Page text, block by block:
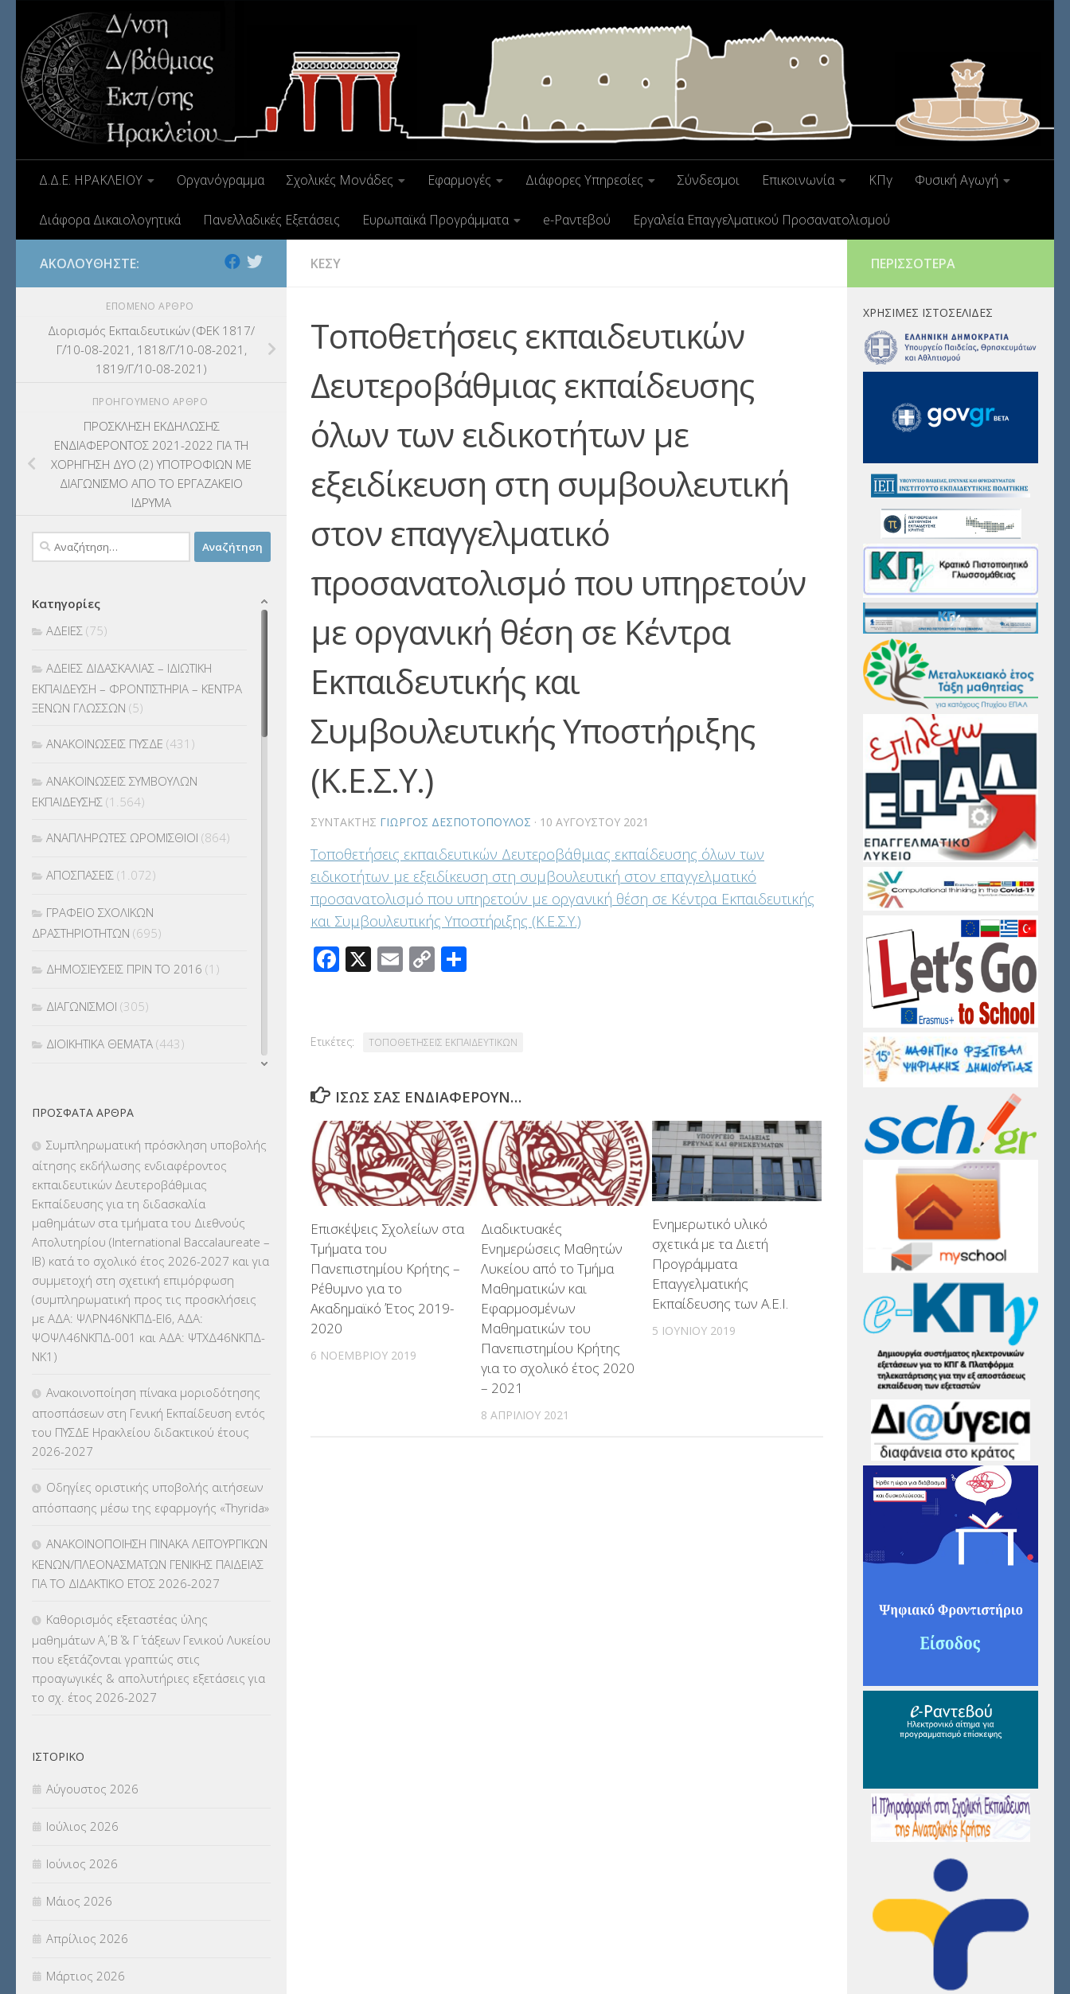
Δ.Δ.Ε. ΗΡΑΚΛΕΙΟΥ Οργανόγραμμα Σχολικές Μονάδες Εφαρμογές Διάφορες Υπηρεσίες Σύνδεσμοι Επικοινωνία ΚΠγ Φυσική Αγωγή
Διάφορα Δικαιολογητικά Πανελλαδικές Εξετάσεις Ευρωπαϊκά Προγράμματα e-Ραντεβού Εργαλεία Επαγγελματικού Προσανατολισμού
ΚΕΣΥ
Τοποθετήσεις εκπαιδευτικών
Δευτεροβάθμιας εκπαίδευσης
όλων των ειδικοτήτων με
εξειδίκευση στη συμβουλευτική
στον επαγγελματικό
προσανατολισμό που υπηρετούν
με οργανική θέση σε Κέντρα
Εκπαιδευτικής και
Συμβουλευτικής Υποστήριξης
(Κ.Ε.Σ.Υ.)
ΣΥΝΤΆΚΤΗΣ ΓΙΏΡΓΟΣ ΔΕΣΠΟΤΌΠΟΥΛΟΣ · 10 ΑΥΓΟΎΣΤΟΥ 2021
Τοποθετήσεις εκπαιδευτικών Δευτεροβάθμιας εκπαίδευσης όλων των
ειδικοτήτων με εξειδίκευση στη συμβουλευτική στον επαγγελματικό
προσανατολισμό που υπηρετούν με οργανική θέση σε Κέντρα Εκπαιδευτικής
και Συμβουλευτικής Υποστήριξης (Κ.Ε.Σ.Υ.)
Facebook
X Email
Copy
Ετικέτες: ΤΟΠΟΘΕΤΗΣΕΙΣ ΕΚΠΑΙΔΕΥΤΙΚΩΝ
ΊΣΩΣ ΣΑΣ ΕΝΔΙΑΦΈΡΟΥΝ…
Επισκέψεις Σχολείων στα
Τμήματα του
Πανεπιστημίου Κρήτης –
Ρέθυμνο για το
Ακαδημαϊκό Έτος 2019-
2020
6 ΝΟΕΜΒΡΊΟΥ 2019
Διαδικτυακές
Ενημερώσεις Μαθητών
Λυκείου από το Τμήμα
Μαθηματικών και
Εφαρμοσμένων
Μαθηματικών του
Πανεπιστημίου Κρήτης
για το σχολικό έτος 2020
– 2021
8 ΑΠΡΙΛΊΟΥ 2021
Ενημερωτικό υλικό
σχετικά με τα Διετή
Προγράμματα
Επαγγελματικής
Εκπαίδευσης των Α.Ε.Ι.
5 ΙΟΥΝΊΟΥ 2019
ΑΚΟΛΟΥΘΉΣΤΕ:
ΕΠΌΜΕΝΟ ΆΡΘΡΟ
Διορισμός Εκπαιδευτικών (ΦΕΚ 1817/
Γ΄/10-08-2021, 1818/Γ΄/10-08-2021,
1819/Γ΄/10-08-2021)
ΠΡΟΗΓΟΎΜΕΝΟ ΆΡΘΡΟ
ΠΡΟΣΚΛΗΣΗ ΕΚΔΗΛΩΣΗΣ
ΕΝΔΙΑΦΕΡΟΝΤΟΣ 2021-2022 ΓΙΑ ΤΗ
ΧΟΡΗΓΗΣΗ ΔΥΟ (2) ΥΠΟΤΡΟΦΙΩΝ ΜΕ
ΔΙΑΓΩΝΙΣΜΟ ΑΠΟ ΤΟ ΕΡΓΑΖΑΚΕΙΟ
ΙΔΡΥΜΑ
Αναζήτηση
για:
Κατηγορίες
ΑΔΕΙΕΣ (75)
ΑΔΕΙΕΣ ΔΙΔΑΣΚΑΛΙΑΣ – ΙΔΙΩΤΙΚΗ
ΕΚΠΑΙΔΕΥΣΗ – ΦΡΟΝΤΙΣΤΗΡΙΑ – ΚΕΝΤΡΑ
ΞΕΝΩΝ ΓΛΩΣΣΩΝ (5)
ΑΝΑΚΟΙΝΩΣΕΙΣ ΠΥΣΔΕ (431)
ΑΝΑΚΟΙΝΩΣΕΙΣ ΣΥΜΒΟΥΛΩΝ
ΕΚΠΑΙΔΕΥΣΗΣ (1.564)
ΑΝΑΠΛΗΡΩΤΕΣ ΩΡΟΜΙΣΘΙΟΙ (864)
ΑΠΟΣΠΑΣΕΙΣ (1.072)
ΓΡΑΦΕΙΟ ΣΧΟΛΙΚΩΝ
ΔΡΑΣΤΗΡΙΟΤΗΤΩΝ (695)
ΔΗΜΟΣΙΕΥΣΕΙΣ ΠΡΙΝ ΤΟ 2016 (1)
ΔΙΑΓΩΝΙΣΜΟΙ (305)
ΔΙΟΙΚΗΤΙΚΑ ΘΕΜΑΤΑ (443)
ΕΚΔΡΟΜΕΣ(7.354)
ΕΚΠΑΙΔΕΥΤΙΚΑ ΘΕΜΑΤΑ (2.824)
ΕΠΑΛ(366)
ΕΠΙΜΟΡΦΩΣΗ Τ.Π.Ε.(10)
ΕΥΡΩΠΑΪΚΑ ΠΡΟΓΡΑΜΜΑΤΑ(230)
ΚΕΣΥ(60)
ΚΕΣΥΠ(109)
ΓΛΩΣΣΟΜΑΘΕΙΑΣ(135)
ΚΠπ- ΚΡΑΤΙΚΟ ΠΙΣΤΟΠΟΙΗΤΙΚΟ
ΠΛΗΡΟΦΟΡΙΚΗΣ
ΛΟΙΠΑ(309)
ΜΕΤΑΘΕΣΕΙΣ-ΤΟΠΟΘΕΤΗΣΕΙΣ
ΒΕΛΤΙΩΣΕΙΣ(319)
ΜΕΤΑΤΑΞΕΙΣ(87)
ΜΕΤΑΦΟΡΑ ΜΑΘΗΤΩΝ(3)
ΝΟΜΟΘΕΣΙΑ(66)
ΠΡΌΣΦΑΤΑ ΆΡΘΡΑ
Συμπληρωματική πρόσκληση υποβολής
αίτησης εκδήλωσης ενδιαφέροντος
εκπαιδευτικών Δευτεροβάθμιας
Εκπαίδευσης για τη διδασκαλία
μαθημάτων στα τμήματα του Διεθνούς
Απολυτηρίου (International Baccalaureate –
IB) κατά το σχολικό έτος 2026-2027 και για
συμμετοχή στη σχετική επιμόρφωση
(συμπληρωματική προς τις προσκλήσεις
με ΑΔΑ: ΨΛΡΝ46ΝΚΠΔ-ΕΙ6, ΑΔΑ:
ΨΟΨΛ46ΝΚΠΔ-001 και ΑΔΑ: ΨΤΧΔ46ΝΚΠΔ-
ΝΚ1)
Ανακοινοποίηση πίνακα μοριοδότησης
αποσπάσεων στη Γενική Εκπαίδευση εντός
του ΠΥΣΔΕ Ηρακλείου διδακτικού έτους
2026-2027
Οδηγίες οριστικής υποβολής αιτήσεων
απόσπασης μέσω της εφαρμογής «Thyrida»
ΑΝΑΚΟΙΝΟΠΟΙΗΣΗ ΠΙΝΑΚΑ ΛΕΙΤΟΥΡΓΙΚΩΝ
ΚΕΝΩΝ/ΠΛΕΟΝΑΣΜΑΤΩΝ ΓΕΝΙΚΗΣ ΠΑΙΔΕΙΑΣ
ΓΙΑ ΤΟ ΔΙΔΑΚΤΙΚΟ ΕΤΟΣ 2026-2027
Καθορισμός εξεταστέας ύλης
μαθημάτων Α΄, Β΄ & Γ΄ τάξεων Γενικού Λυκείου
που εξετάζονται γραπτώς στις
προαγωγικές & απολυτήριες εξετάσεις για
το σχ. έτος 2026-2027
ΙΣΤΟΡΙΚΌ
Αύγουστος 2026
Ιούλιος 2026
Ιούνιος 2026
Μάιος 2026
Απρίλιος 2026
Μάρτιος 2026
ΠΕΡΙΣΣΌΤΕΡΑ
ΧΡΉΣΙΜΕΣ ΙΣΤΟΣΕΛΊΔΕΣ